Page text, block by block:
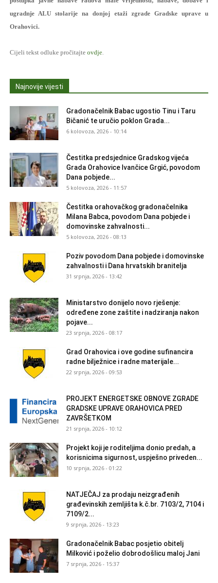
ugradnje ALU stolarije na donjoj etaži zgrade Gradske uprave u
Orahovici.
Cijeli tekst odluke pročitajte ovdje.
Najnovije vijesti
Gradonačelnik Babac ugostio Tinu i Taru
Bičanić te uručio poklon Grada...
6 kolovoza, 2026 - 10:14
Čestitka predsjednice Gradskog vijeća
Grada Orahovice Ivančice Grgić, povodom
Dana pobjede...
5 kolovoza, 2026 - 11:57
Čestitka orahovačkog gradonačelnika
Milana Babca, povodom Dana pobjede i
domovinske zahvalnosti...
5 kolovoza, 2026 - 08:13
Poziv povodom Dana pobjede i domovinske
zahvalnosti i Dana hrvatskih branitelja
31 srpnja, 2026 - 13:42
Ministarstvo donijelo novo rješenje:
određene zone zaštite i nadziranja nakon
pojave...
23 srpnja, 2026 - 08:17
Grad Orahovica i ove godine sufinancira
radne bilježnice i radne materijale...
22 srpnja, 2026 - 09:53
PROJEKT ENERGETSKE OBNOVE ZGRADE
GRADSKE UPRAVE ORAHOVICA PRED
ZAVRŠETKOM
21 srpnja, 2026 - 10:12
Projekt koji je roditeljima donio predah, a
korisnicima sigurnost, uspješno priveden...
10 srpnja, 2026 - 01:22
NATJEČAJ za prodaju neizgrađenih
građevinskih zemljišta k.č.br. 7103/2, 7104 i
7109/2...
9 srpnja, 2026 - 13:23
Gradonačelnik Babac posjetio obitelj
Milković i poželio dobrodošlicu maloj Jani
7 srpnja, 2026 - 15:37